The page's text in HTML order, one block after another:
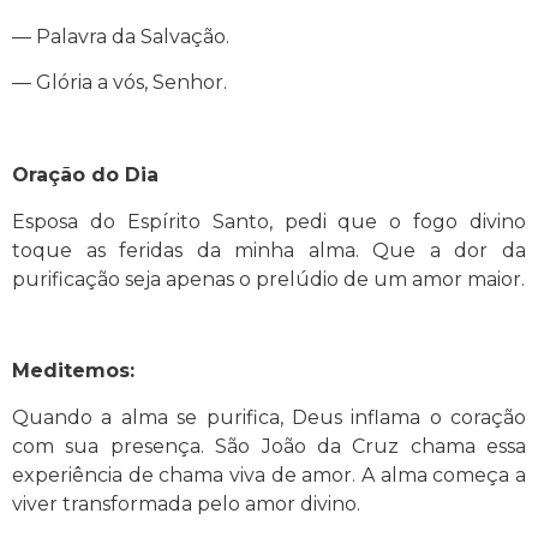
— Palavra da Salvação.
— Glória a vós, Senhor.
Oração do Dia
Esposa do Espírito Santo, pedi que o fogo divino
toque as feridas da minha alma. Que a dor da
purificação seja apenas o prelúdio de um amor maior.
Meditemos:
Quando a alma se purifica, Deus inflama o coração
com sua presença. São João da Cruz chama essa
experiência de chama viva de amor. A alma começa a
viver transformada pelo amor divino.